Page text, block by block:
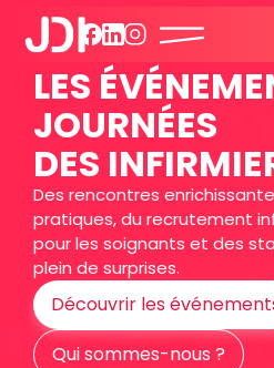
LES
JOURNÉES
DES
Des rencontres
pratiques, du recrutement
pour les soignants et des
plein de surprises.
Découvrir les
Qui sommes-nous ?